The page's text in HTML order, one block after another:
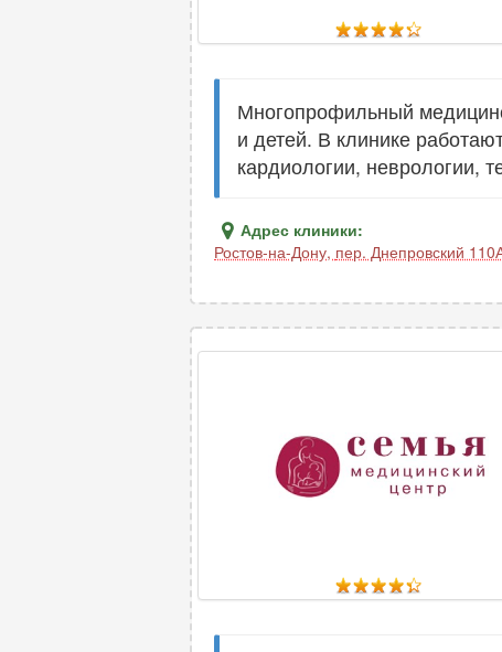
Многопрофильный
и детей. В клинике
кардиологии, неврологии,
Адрес клиники:
Ростов-на-Дону, пер. Днепровский